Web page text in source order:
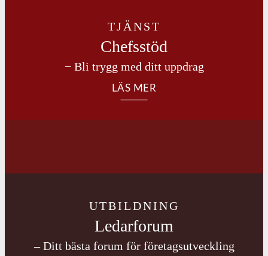
TJÄNST
Chefsstöd
− Bli trygg med ditt uppdrag
LÄS MER
UTBILDNING
Ledarforum
– Ditt bästa forum för företagsutveckling